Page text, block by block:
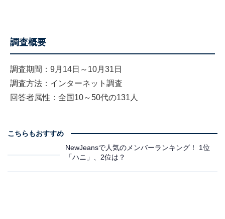
調査概要
調査期間：9月14日～10月31日
調査方法：インターネット調査
回答者属性：全国10～50代の131人
こちらもおすすめ
NewJeansで人気のメンバーランキング！ 1位
「ハニ」、2位は？